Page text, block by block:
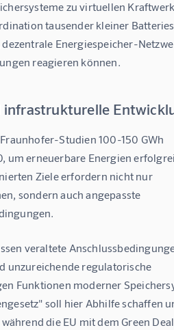
zu virtuellen
tausender kleiner
Energiespeicher-
reagieren können.
infrastrukturelle
Studien 100-150 GWh
um erneuerbare Energien
Ziele erfordern nicht nur
sondern auch angepasste
veraltete
unzureichende regulatorische
Funktionen moderner
soll hier Abhilfe schaffen
die EU mit dem Green